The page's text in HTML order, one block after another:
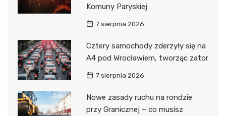
Komuny Paryskiej
7 sierpnia 2026
Cztery samochody zderzyły się na
A4 pod Wrocławiem, tworząc zator
7 sierpnia 2026
Nowe zasady ruchu na rondzie
przy Granicznej – co musisz